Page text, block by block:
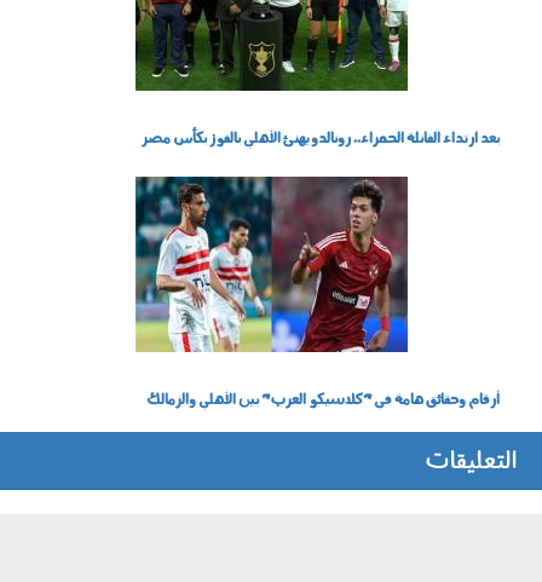
بعد ارتداء الفانلة الحمراء.. رونالدو يهنئ الأهلي بالفوز بكأس مصر
أرقام وحقائق هامة في "كلاسيكو العرب" بين الأهلي والزمالك
التعليقات